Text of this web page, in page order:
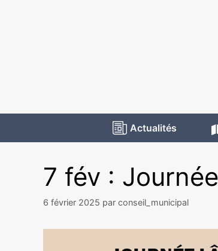
Actualités
7 fév :
6 février 2025 par conseil_municipal